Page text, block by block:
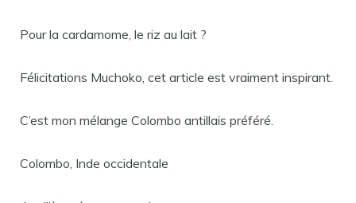
Pour la cardamome, le riz au lait ?
Félicitations Muchoko, cet article est vraiment inspirant.
C’est mon mélange Colombo antillais préféré.
Colombo, Inde occidentale